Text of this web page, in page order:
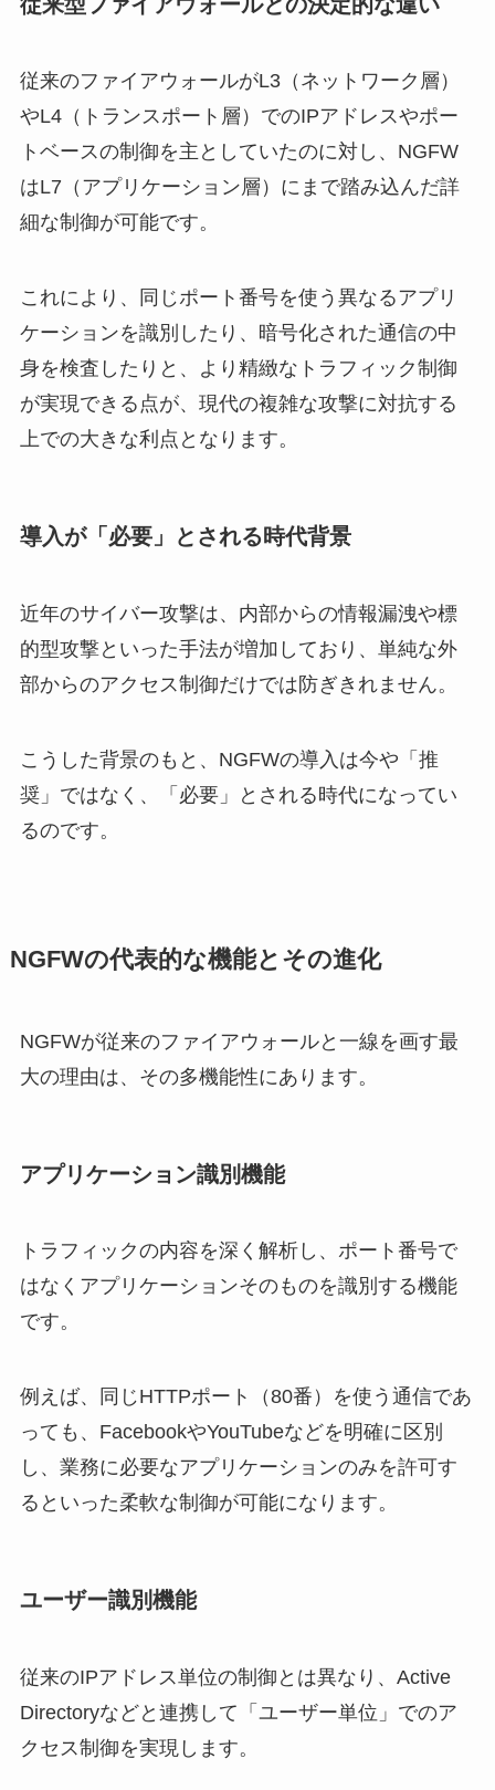
従来のファイアウォールがL3（ネットワーク層）
やL4（トランスポート層）でのIPアドレスやポー
トベースの制御を主としていたのに対し、NGFW
はL7（アプリケーション層）にまで踏み込んだ詳
細な制御が可能です。
これにより、同じポート番号を使う異なるアプリ
ケーションを識別したり、暗号化された通信の中
身を検査したりと、より精緻なトラフィック制御
が実現できる点が、現代の複雑な攻撃に対抗する
上での大きな利点となります。
導入が「必要」とされる時代背景
近年のサイバー攻撃は、内部からの情報漏洩や標
的型攻撃といった手法が増加しており、単純な外
部からのアクセス制御だけでは防ぎきれません。
こうした背景のもと、NGFWの導入は今や「推
奨」ではなく、「必要」とされる時代になってい
るのです。
NGFWの代表的な機能とその進化
NGFWが従来のファイアウォールと一線を画す最
大の理由は、その多機能性にあります。
アプリケーション識別機能
トラフィックの内容を深く解析し、ポート番号で
はなくアプリケーションそのものを識別する機能
です。
例えば、同じHTTPポート（80番）を使う通信であ
っても、FacebookやYouTubeなどを明確に区別
し、業務に必要なアプリケーションのみを許可す
るといった柔軟な制御が可能になります。
ユーザー識別機能
従来のIPアドレス単位の制御とは異なり、Active
Directoryなどと連携して「ユーザー単位」でのア
クセス制御を実現します。